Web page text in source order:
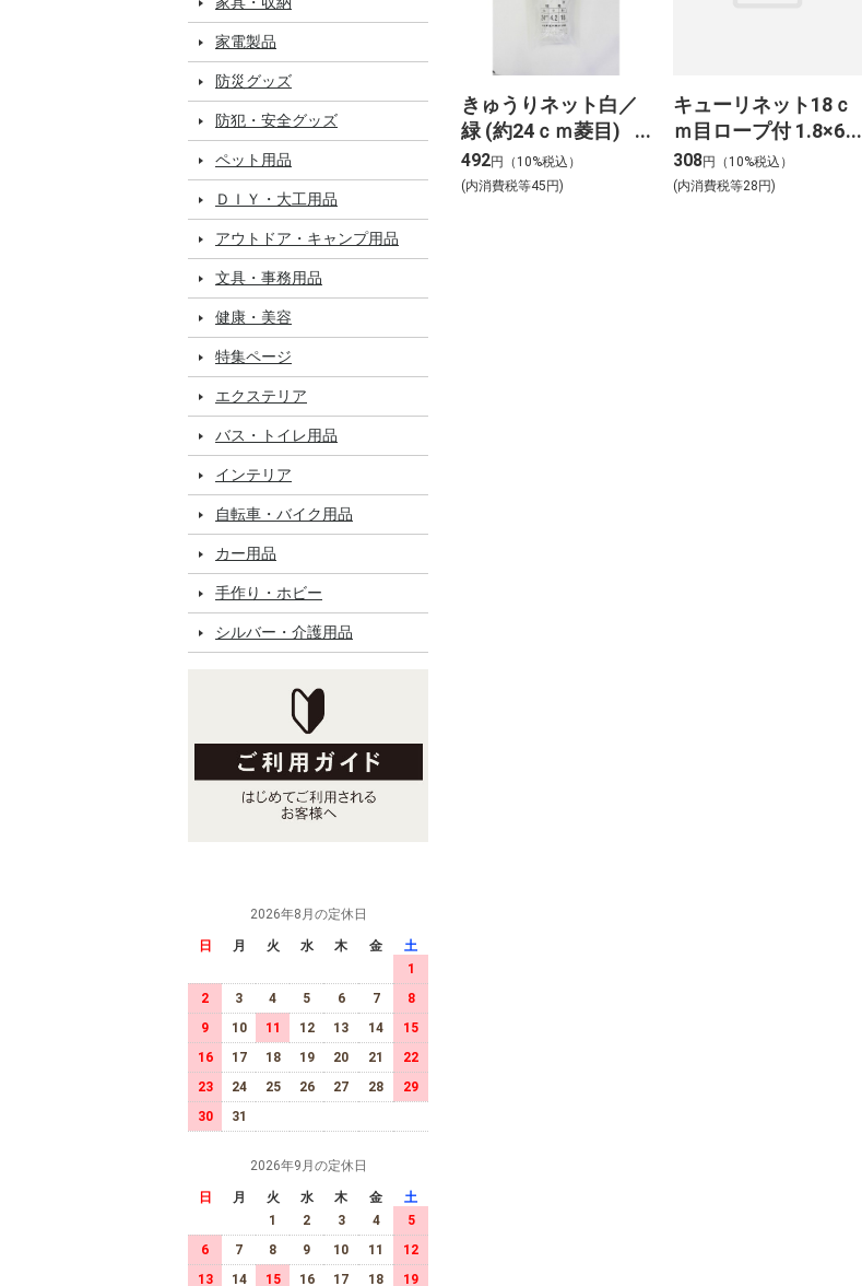
家電製品
防災グッズ
防犯・安全グッズ
ペット用品
ＤＩＹ・大工用品
アウトドア・キャンプ用品
文具・事務用品
健康・美容
特集ページ
エクステリア
バス・トイレ用品
インテリア
自転車・バイク用品
カー用品
手作り・ホビー
シルバー・介護用品
2026年8月の定休日
日 月 火 水 木 金
土
1
2
3 4 5 6 7
8
9
10 11 12 13 14
15
16
17 18 19 20 21
22
23
24 25 26 27 28
29
30
31
2026年9月の定休日
日 月 火 水 木 金
土
1
2 3 4
5
6
7 8 9 10 11
12
13
14 15 16 17 18 19
きゅうりネット白／
緑 (約24ｃｍ菱目)
4.2×18m
492円（10%税込）
(内消費税等45円)
キューリネット18ｃ
ｍ目ロープ付 1.8×6m
308円（10%税込）
(内消費税等28円)